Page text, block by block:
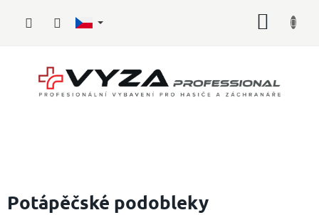
vybavení
Potápěčské podobleky